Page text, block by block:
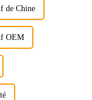
de Chine
OEM